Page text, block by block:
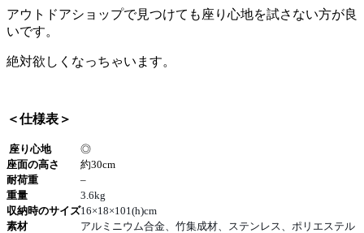
アウトドアショップで見つけても座り心地を試さない方が良
いです。
絶対欲しくなっちゃいます。
＜仕様表＞
座り心地
◎
座面の高さ
約30cm
耐荷重
–
重量
3.6kg
収納時のサイズ16×18×101(h)cm
素材
アルミニウム合金、竹集成材、ステンレス、ポリエステル